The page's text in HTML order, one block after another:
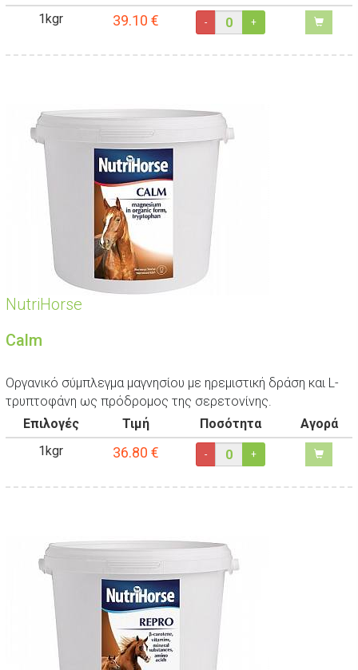
1kgr
39.10 € - +
NutriHorse
Calm
Οργανικό σύμπλεγμα μαγνησίου με ηρεμιστική δράση και L-
τρυπτοφάνη ως πρόδρομος της σερετονίνης.
Επιλογές
Τιμή Ποσότητα
Αγορά
1kgr
36.80 € - +